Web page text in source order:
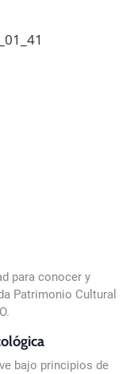
para conocer y
Patrimonio Cultural
bajo principios de